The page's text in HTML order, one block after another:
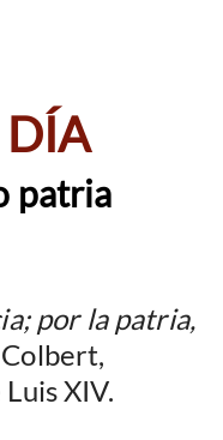
DÍA
patria
por la patria,
XIV.